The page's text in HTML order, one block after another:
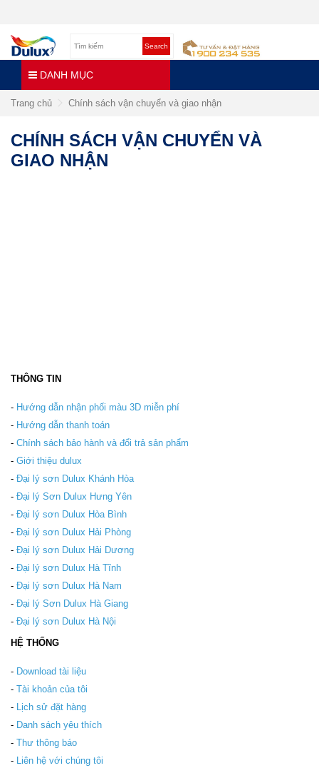
Search
DANH MỤC
Trang chủ Chính sách vận chuyển và giao nhận
CHÍNH SÁCH VẬN CHUYỂN VÀ
GIAO NHẬN
THÔNG TIN
- Hướng dẫn nhận phối màu 3D miễn phí
- Hướng dẫn thanh toán
- Chính sách bảo hành và đổi trả sản phẩm
- Giới thiệu dulux
- Đại lý sơn Dulux Khánh Hòa
- Đại lý Sơn Dulux Hưng Yên
- Đại lý sơn Dulux Hòa Bình
- Đại lý sơn Dulux Hải Phòng
- Đại lý sơn Dulux Hải Dương
- Đại lý sơn Dulux Hà Tĩnh
- Đại lý sơn Dulux Hà Nam
- Đại lý Sơn Dulux Hà Giang
- Đại lý sơn Dulux Hà Nội
HỆ THỐNG
- Download tài liệu
- Tài khoản của tôi
-
Lịch sử đặt hàng
- Danh sách yêu thích
- Thư thông báo
-
Liên hệ với chúng tôi